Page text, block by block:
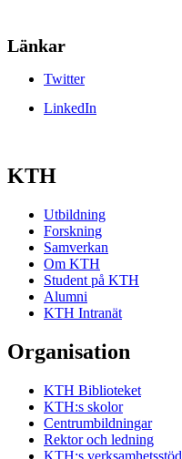
Länkar
Twitter
LinkedIn
KTH
Utbildning
Forskning
Samverkan
Om KTH
Student på KTH
Alumni
KTH Intranät
Organisation
KTH Biblioteket
KTH:s skolor
Centrumbildningar
Rektor och ledning
KTH:s verksamhetsstöd